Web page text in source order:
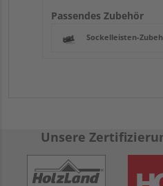
Passendes Zubehör
Sockelleisten-
Unsere